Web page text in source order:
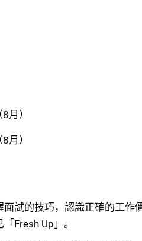
月）
月）
試的技巧，認識正確的工作
Fresh Up」。